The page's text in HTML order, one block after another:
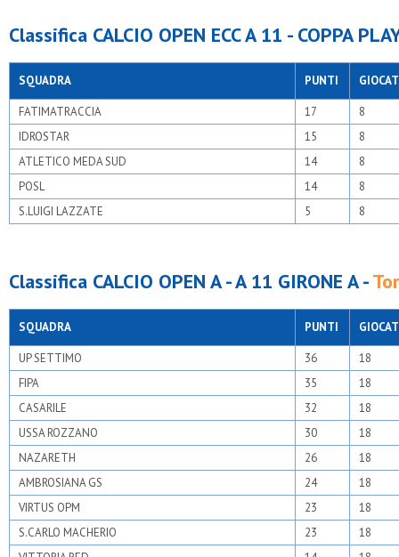
Classifica CALCIO OPEN ECC A 11 - COPPA
SQUADRA PUNTI
FATIMATRACCIA 17
8
IDROSTAR
15
8
ATLETICO MEDA SUD
14
8
POSL
14
8
S.LUIGI LAZZATE
5 8
Classifica CALCIO OPEN A - A 11 GIRONE A -
SQUADRA PUNTI
UP SETTIMO 36
18
FIPA
35
18
CASARILE
32
18
USSA ROZZANO
30
18
NAZARETH
26
18
AMBROSIANA GS
24
18
VIRTUS OPM
23
18
S.CARLO MACHERIO
23
18